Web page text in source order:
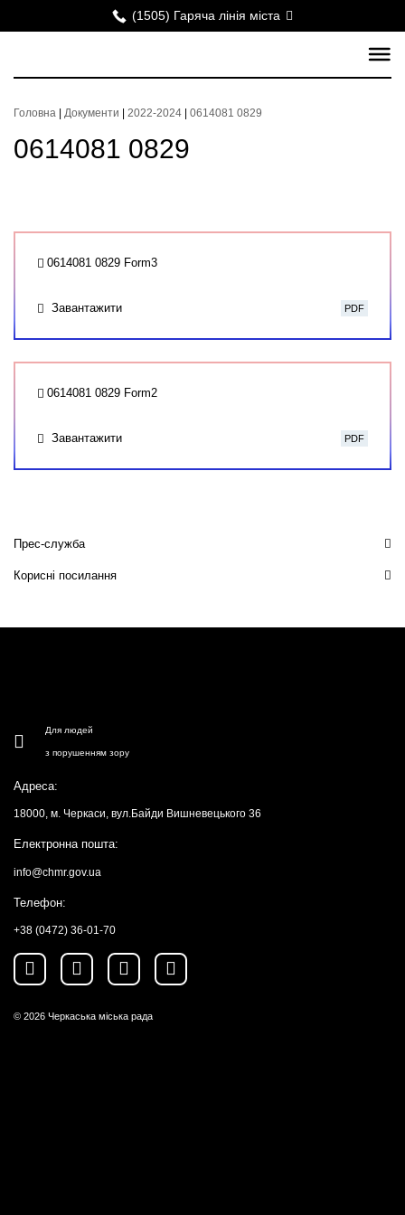
(1505) Гаряча лінія міста
Головна Документи 2022-2024 0614081 0829
0614081 0829
0614081 0829 Form3
Завантажити PDF
0614081 0829 Form2
Завантажити PDF
Прес-служба
Корисні посилання
Для людей
з порушенням зору
Адреса:
18000, м. Черкаси, вул.Байди Вишневецького 36
Електронна пошта:
info@chmr.gov.ua
Телефон:
+38 (0472) 36-01-70
© 2026 Черкаська міська рада